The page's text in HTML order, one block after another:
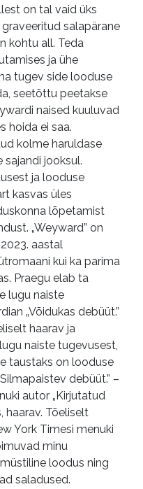
on tal vaid üks
salapärane
kohtu all. Teda
ja ühe
tugev side looduse
seetõttu peetakse
naised kuuluvad
hoida ei saa.
kolme haruldase
sajandi jooksul.
ja looduse
kasvas üles
lõpetamist
„Weyward” on
aastal
kui ka parima
Praegu elab ta
lugu naiste
„Võidukas debüüt.”
haarav ja
naiste tugevusest,
taustaks on looduse
debüüt.” –
autor „Kirjutatud
haarav. Tõeliselt
York Timesi menuki
minu
loodus ning
saladused.